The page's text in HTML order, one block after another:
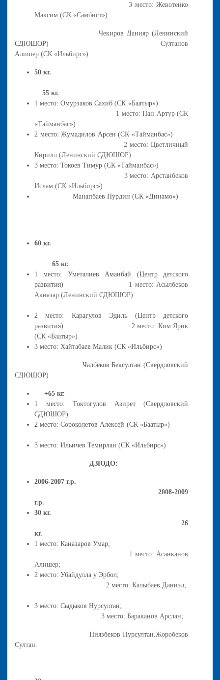
3 место: Жевотенко
Максим (СК «Самбист»)
Чекиров Данияр (Ленинский
СДЮШОР)
Султанов
Алишер (СК «Ильбирс»)
50 кг.
55 кг.
1 место: Омурзаков Сахиб (СК «Баатыр»)
1 место: Пан Артур (СК
«Тайманбас»)
2 место: Жумадилов Арсен (СК «Тайманбас»)
2 место: Цветличный
Кирилл (Ленинский СДЮШОР)
3 место: Токоев Тимур (СК «Тайманбас»)
3 место: Арстанбеков
Ислам (СК «Ильбирс»)
Манапбаев Нурдин (СК «Динамо»)
60 кг.
65 кг.
1 место: Уметалиев Аманбай (Центр детского
развития) 1 место: Асылбеков
Акназар (Ленинский СДЮШОР)
2 место: Карагулов Эдиль (Центр детского
развития) 2 место: Ким Ярик
(СК «Баатыр»)
3 место: Хайтабаев Малик (СК «Ильбирс»)
Чалбеков Бексултан (Свердловский
СДЮШОР)
+65 кг.
1 место: Токтогулов Азирет (Свердловский
СДЮШОР)
2 место: Сороколетов Алексей (СК «Баатыр»)
3 место: Ильичев Темирлан (СК «Ильбирс»)
ДЗЮДО:
2006-2007 г.р.
2008-2009
г.р.
30 кг.
26
кг.
1 место: Каназаров Умар;
1 место: Асанканов
Алишер;
2 место: Убайдулла у Эрбол;
2 место: Калыбаев Даниэл;
3 место: Сыдыков Нурсултан;
3 место: Бараканов Арслан;
Ниязбеков Нурсултан.Жоробеков
Султан.